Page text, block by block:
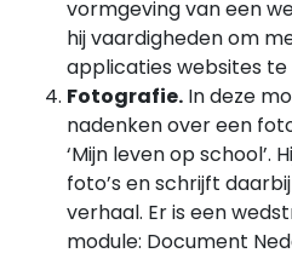
vormgeving van een
hij vaardigheden om
applicaties websites te
Fotografie. In deze
nadenken over een
‘Mijn leven op school’.
foto’s en schrijft
verhaal. Er is een
module: Document